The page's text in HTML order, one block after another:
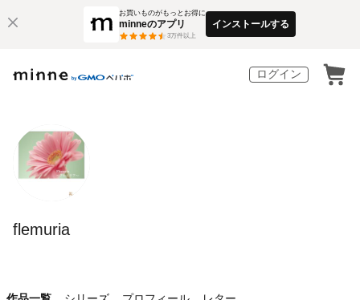
お買いものがもっとお得に
minneのアプリ
3万件以上
インストールする
ログイン
flemuria